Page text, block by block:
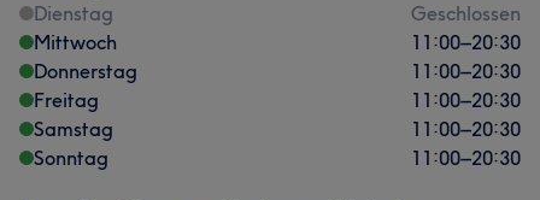
Dienstag
Geschlossen
Mittwoch
11:00–20:30
Donnerstag
11:00–20:30
Freitag
11:00–20:30
Samstag
11:00–20:30
Sonntag
11:00–20:30